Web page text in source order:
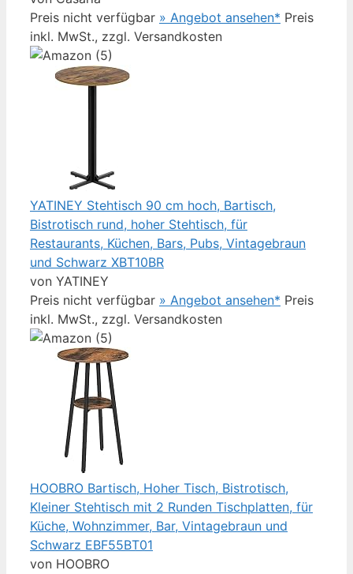
Preis nicht verfügbar » Angebot ansehen* Preis
inkl. MwSt., zzgl. Versandkosten
YATINEY Stehtisch 90 cm hoch, Bartisch,
Bistrotisch rund, hoher Stehtisch, für
Restaurants, Küchen, Bars, Pubs, Vintagebraun
und Schwarz XBT10BR
von YATINEY
Preis nicht verfügbar » Angebot ansehen* Preis
inkl. MwSt., zzgl. Versandkosten
HOOBRO Bartisch, Hoher Tisch, Bistrotisch,
Kleiner Stehtisch mit 2 Runden Tischplatten, für
Küche, Wohnzimmer, Bar, Vintagebraun und
Schwarz EBF55BT01
von HOOBRO